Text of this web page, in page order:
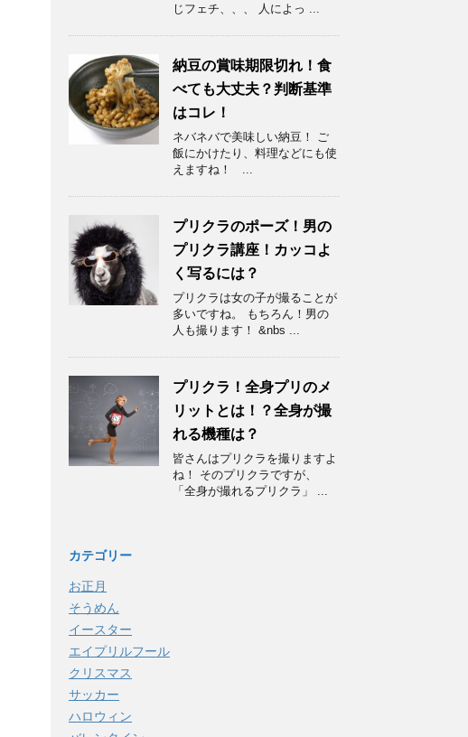
じフェチ、、、 人によっ ...
納豆の賞味期限切れ！食
べても大丈夫？判断基準
はコレ！
ネバネバで美味しい納豆！ ご
飯にかけたり、料理などにも使
えますね！ ...
プリクラのポーズ！男の
プリクラ講座！カッコよ
く写るには？
プリクラは女の子が撮ることが
多いですね。 もちろん！男の
人も撮ります！ &nbs ...
プリクラ！全身プリのメ
リットとは！？全身が撮
れる機種は？
皆さんはプリクラを撮りますよ
ね！ そのプリクラですが、
「全身が撮れるプリクラ」 ...
カテゴリー
お正月
そうめん
イースター
エイプリルフール
クリスマス
サッカー
ハロウィン